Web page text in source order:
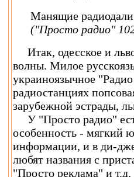
Манящие радиодали
("Просто радио"
Итак, одесское и
волны. Милое
украиноязычное
радиостанциях
зарубежной эстрады,
У "Просто радио"
особенность - мягкий
информации, и в ди-
любят названия с
"Просто реклама" и